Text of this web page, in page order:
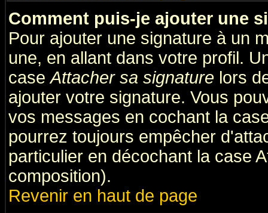
Comment puis-je ajouter une
Pour ajouter une signature à un
une, en allant dans votre profil.
caseAttacher sa signature lors
ajouter votre signature. Vous
vos messages en cochant la
pourrez toujours empêcher
particulier en décochant la case
composition).
Revenir en haut de page